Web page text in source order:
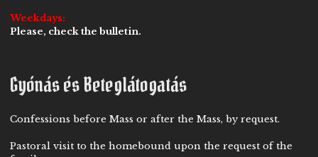
Weekdays:
Please, check the bulletin.
Gyónás és Beteglátogatás
Confessions before Mass or after the Mass, by request.
Pastoral visit to the homebound upon the request of the